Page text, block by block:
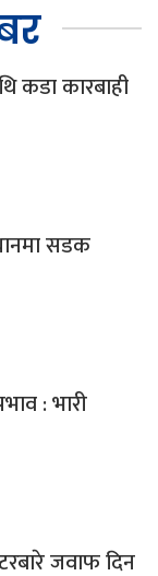
कडा कारबाही
सडक
: भारी
जवाफ दिन